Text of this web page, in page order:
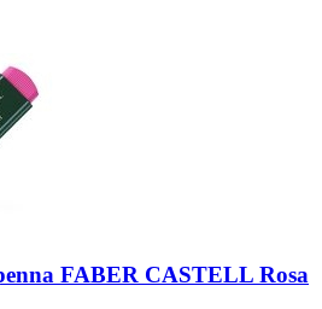
FABER CASTELL Rosa